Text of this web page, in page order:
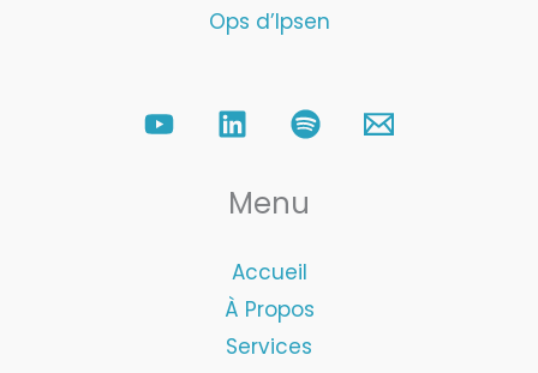
Ops d’Ipsen
Menu
Accueil
À Propos
Services